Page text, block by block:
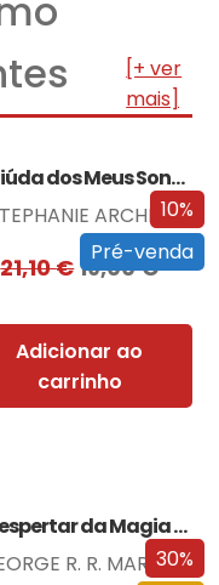
[+ ver
mais]
10%
Pré-venda
A Miúda dos Meus Sonhos – Edição…
ARCHER
21,10€19,00€
Adicionar ao
carrinho
30%
O Despertar da Magia (Edição especial limitada)
R. R. MARTIN